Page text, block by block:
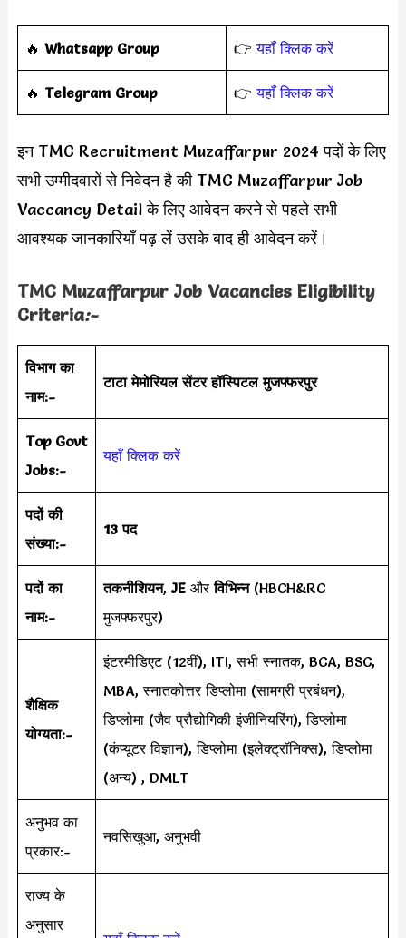
‎️‍🔥 Whatsapp Group 👉यहाँ क्लिक करें
‎️‍🔥 Telegram Group 👉यहाँ क्लिक करें
इन TMC Recruitment Muzaffarpur 2024 पदों के लिए
सभी उम्मीदवारों से निवेदन है की TMC Muzaffarpur Job
Vaccancy Detail के लिए आवेदन करने से पहले सभी
आवश्यक जानकारियाँ पढ़ लें उसके बाद ही आवेदन करें।
TMC Muzaffarpur Job Vacancies Eligibility
Criteria:-
विभाग का
नाम:-
टाटा मेमोरियल सेंटर हॉस्पिटल मुजफ्फरपुर
Top Govt
Jobs:-
यहाँ क्लिक करें
पदों की
संख्या:-
13 पद
पदों का
नाम:-
तकनीशियन, JE औरविभिन्न(HBCH&RC
मुजफ्फरपुर)
शैक्षिक
योग्यता:-
इंटरमीडिएट (12वीं), ITI, सभी स्नातक, BCA, BSC,
MBA, स्नातकोत्तर डिप्लोमा (सामग्री प्रबंधन),
डिप्लोमा (जैव प्रौद्योगिकी इंजीनियरिंग), डिप्लोमा
(कंप्यूटर विज्ञान), डिप्लोमा (इलेक्ट्रॉनिक्स), डिप्लोमा
(अन्य) , DMLT
अनुभव का
प्रकार:-
नवसिखुआ, अनुभवी
राज्य के
अनुसार